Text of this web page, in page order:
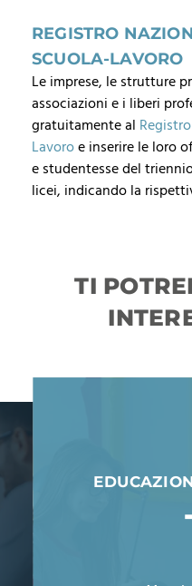
REGISTRO
SCUOLA-LAVORO
Le imprese, le strutture
associazioni e i liberi
gratuitamente al
Lavoroe inserire le loro
e studentesse del
licei, indicando la
TI